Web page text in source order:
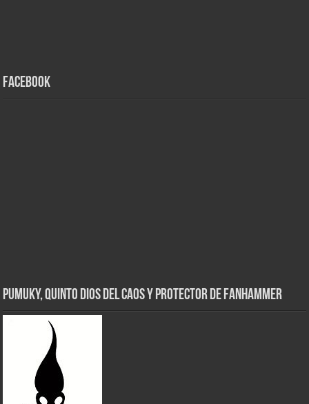
Facebook
Pumuky, Quinto Dios del Caos y Protector de FanHammer